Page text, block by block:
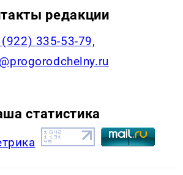
редакции
335-53-79,
статистика